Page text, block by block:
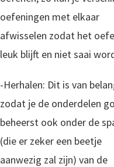
oefeningen met elkaar
afwisselen zodat het
leuk blijft en niet saai
-Herhalen: Dit is van
zodat je de onderdelen
beheerst ook onder de
(die er zeker een beetje
aanwezig zal zijn) van de